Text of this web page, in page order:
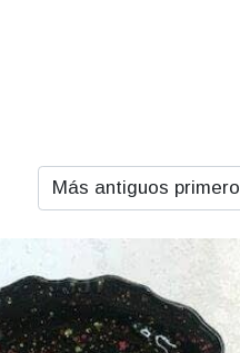
Más antiguos primero